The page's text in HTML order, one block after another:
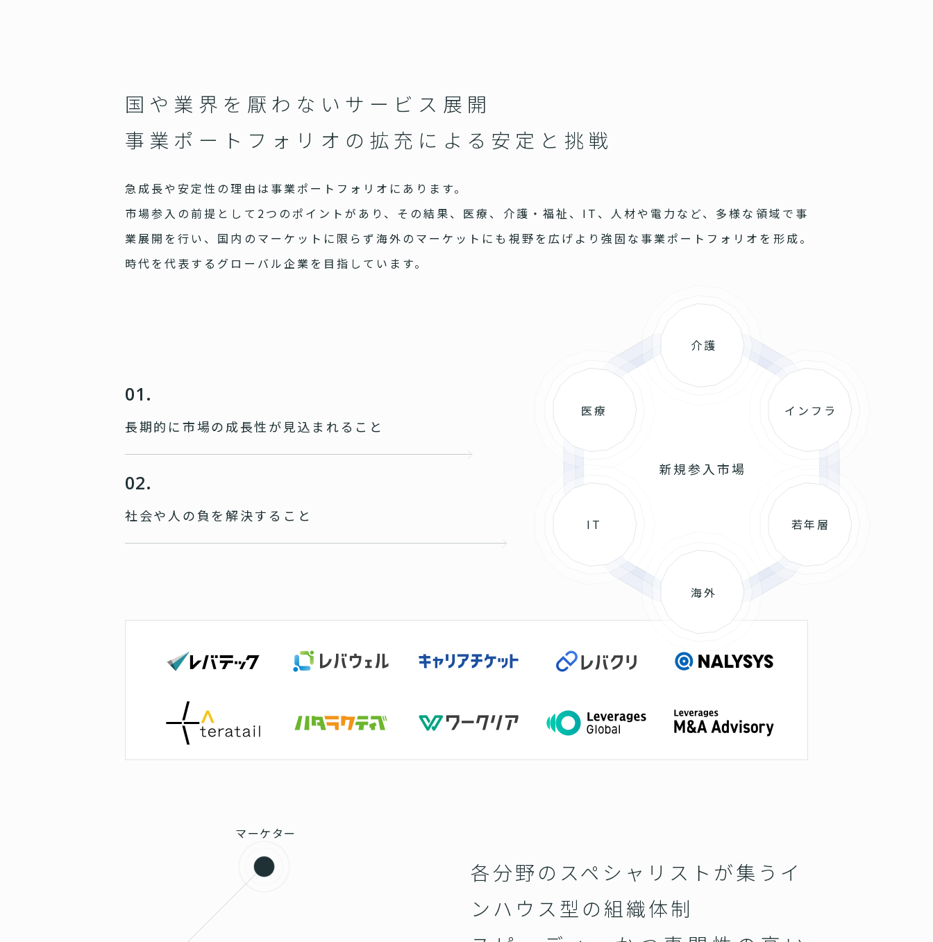
国や業界を厭わないサービス展開
事業ポートフォリオの拡充による安定と挑戦
急成長や安定性の理由は事業ポートフォリオにあります。
市場参入の前提として2つのポイントがあり、その結果、医療、介護・福祉、IT、人材や電力など、多様な領域で事
業展開を行い、国内のマーケットに限らず海外のマーケットにも視野を広げより強固な事業ポートフォリオを形成。
時代を代表するグローバル企業を目指しています。
01.
長期的に市場の成長性が 見込まれること
02.
社会や人の負を解決すること
新規参入市場
介護
インフラ
若年層
海外
IT
医療
マーケター
各分野のスペシャリストが集うイ
ンハウス型の組織体制